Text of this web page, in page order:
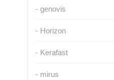
genovis
Horizon
Kerafast
mirus